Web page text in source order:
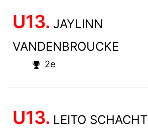
U13. JAYLINN
VANDENBROUCKE
2e
U13. LEITO SCHACHT